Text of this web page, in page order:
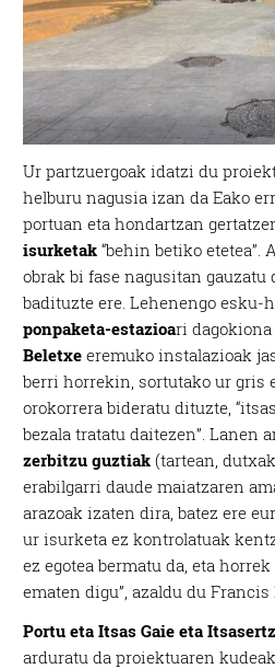
Ur partzuergoak idatzi du
helburu nagusia izan da Eako
portuan eta hondartzan
isurketak “behin betiko etetea”.
obrak bi fase nagusitan gauzatu
badituzte ere. Lehenengo esku-
ponpaketa-estazioari dagokiona
Beletxe eremuko instalazioak
berri horrekin, sortutako ur gris
orokorrera bideratu dituzte,
bezala tratatu daitezen”. Lanen
zerbitzu guztiak (tartean,
erabilgarri daude maiatzaren
arazoak izaten dira, batez ere
ur isurketa ez kontrolatuak
ez egotea bermatu da, eta
ematen digu”, azaldu du
Portu eta Itsas Gaie eta
arduratu da proiektuaren